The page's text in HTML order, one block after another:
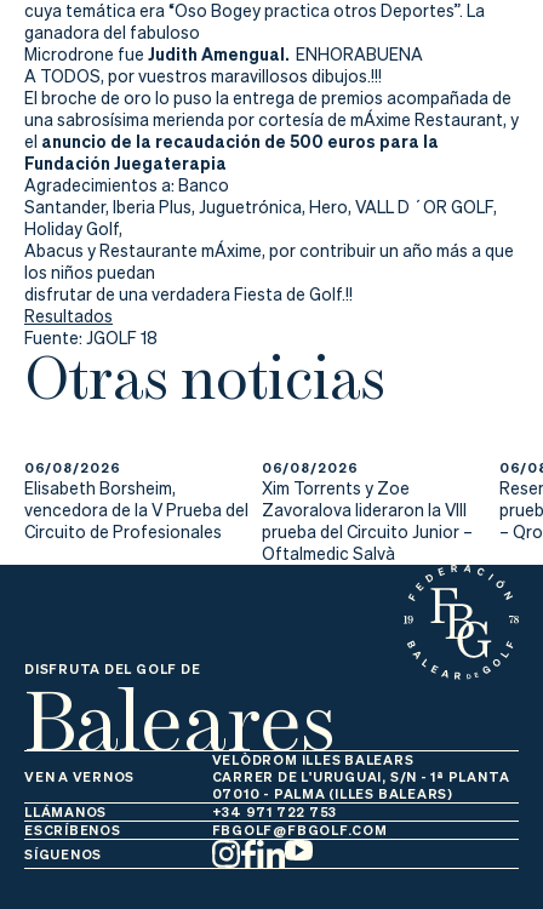
cuya temática era “Oso Bogey practica otros Deportes”. La
ganadora del fabuloso
Microdrone fue Judith Amengual. ENHORABUENA
A TODOS, por vuestros maravillosos dibujos.!!!
El broche de oro lo puso la entrega de premios acompañada de
una sabrosísima merienda por cortesía de mÁxime Restaurant, y
el anuncio de la recaudación de 500 euros para la
Fundación Juegaterapia
Agradecimientos a: Banco
Santander, Iberia Plus, Juguetrónica, Hero, VALL D ´OR GOLF,
Holiday Golf,
Abacus y Restaurante mÁxime, por contribuir un año más a que
los niños puedan
disfrutar de una verdadera Fiesta de Golf.!!
Resultados
Fuente: JGOLF 18
Otras noticias
06/08/2026
Elisabeth Borsheim,
vencedora de la V Prueba del
Circuito de Profesionales
06/08/2026
Xim Torrents y Zoe
Zavoralova lideraron la VIII
prueba del Circuito Junior –
Oftalmedic Salvà
06/
–
DISFRUTA DEL GOLF DE
Baleares
VEN A VERNOS
VELÒDROM ILLES BALEARS
CARRER DE L'URUGUAI, S/N - 1ª PLANTA
07010 - PALMA (ILLES BALEARS)
LLÁMANOS
+34 971 722 753
ESCRÍBENOS
FBGOLF@FBGOLF.COM
SÍGUENOS